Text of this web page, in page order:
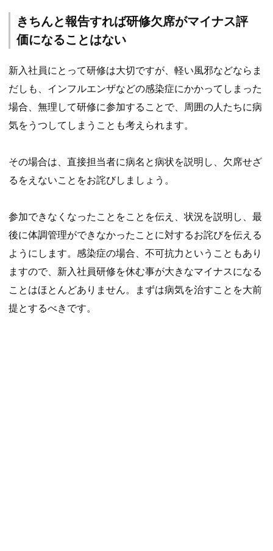
きちんと報告すれば研修欠席がマイナス評
価になることはない
新入社員にとって研修は大切ですが、軽い風邪などならま
だしも、インフルエンザなどの感染症にかかってしまった
場合、無理して研修に参加することで、周囲の人たちに病
気をうつしてしまうことも考えられます。
その場合は、直接担当者に病名と病状を説明し、欠席せざ
るをえないことをお詫びしましょう。
参加できなくなったことをことを伝え、状況を説明し、最
後に体調管理ができなかったことに対するお詫びを伝える
ようにします。感染症の場合、不可抗力ということもあり
ますので、新入社員研修を休む事が大きなマイナスになる
ことはほとんどありません。まずは病気を治すことを大前
提とするべきです。